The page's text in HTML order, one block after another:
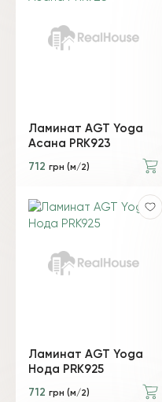
Ламинат AGT Yoga
Асана PRK923
712 грн (м/2)
Ламинат AGT Yoga
Нода PRK925
712 грн (м/2)